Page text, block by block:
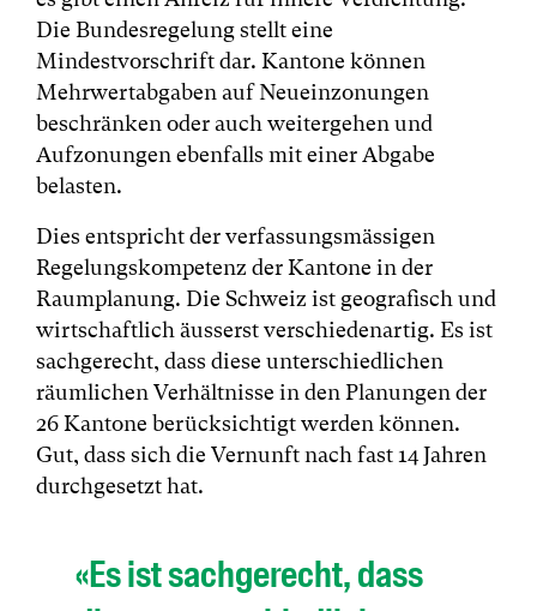
Die Bundesregelung stellt eine
Mindestvorschrift dar. Kantone können
Mehrwertabgaben auf Neueinzonungen
beschränken oder auch weitergehen und
Aufzonungen ebenfalls mit einer Abgabe
belasten.
Dies entspricht der verfassungsmässigen
Regelungskompetenz der Kantone in der
Raumplanung. Die Schweiz ist geografisch und
wirtschaftlich äusserst verschiedenartig. Es ist
sachgerecht, dass diese unterschiedlichen
räumlichen Verhältnisse in den Planungen der
26 Kantone berücksichtigt werden können.
Gut, dass sich die Vernunft nach fast 14 Jahren
durchgesetzt hat.
«Es ist sachgerecht, dass